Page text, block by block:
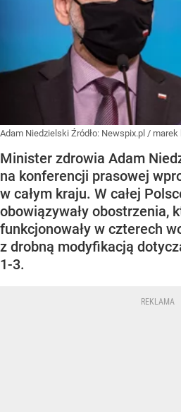
Adam Niedzielski Źródło: Newspix.pl / marek
Minister zdrowia Adam
na konferencji prasowej
w całym kraju. W całej
obowiązywały obostrzenia,
funkcjonowały w czterech
z drobną modyfikacją
1-3.